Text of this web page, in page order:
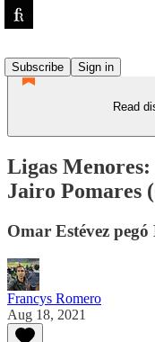
Subscribe
Sign in
Read
Ligas
Jairo Pomares
Omar Estévez pegó
Francys Romero
Aug 18, 2021